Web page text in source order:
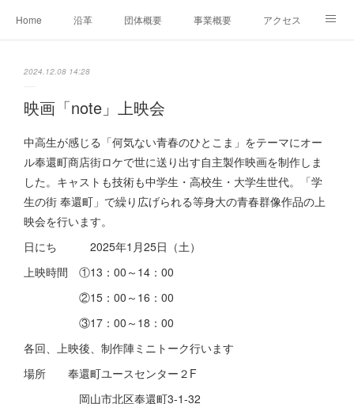
Home 沿革 団体概要 事業概要 アクセス
2024.12.08 14:28
映画「note」上映会
中高生が感じる「何気ない青春のひとこま」をテーマにオー
ル奉還町商店街ロケで世に送り出す自主製作映画を制作しま
した。キャストも技術も中学生・高校生・大学生世代。「学
生の街 奉還町」で繰り広げられる等身大の青春群像作品の上
映会を行います。
日にち 2025年1月25日（土）
上映時間 ①13：00～14：00
②15：00～16：00
③17：00～18：00
各回、上映後、制作陣ミニトーク行います
場所 奉還町ユースセンター２F
岡山市北区奉還町3-1-32